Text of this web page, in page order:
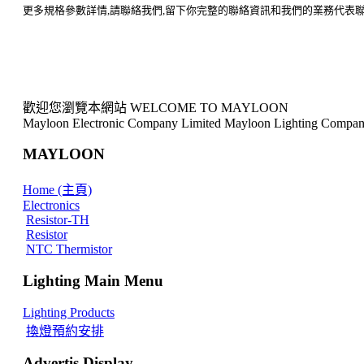
更多規格參數詳情, 請聯絡我們 留下你完整的聯絡資訊和我們的業務代表
歡迎您瀏覽本網站 WELCOME TO MAYLOON
Mayloon Electronic Company Limited Mayloon Lighting
MAYLOON
Home (主頁)
Electronics
Resistor-TH
Resistor
NTC Thermistor
Lighting Main Menu
Lighting Products
換燈預約安排